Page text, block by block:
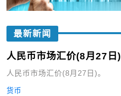
最新新闻
人民币市场汇价(8月27日)
人民币市场汇价(8月27日)。
货币